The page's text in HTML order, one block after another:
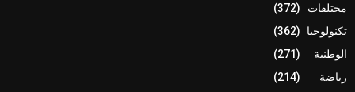
مختلفات
(372)
تكنولوجيا
(362)
الوطنية
(271)
رياضة
(214)